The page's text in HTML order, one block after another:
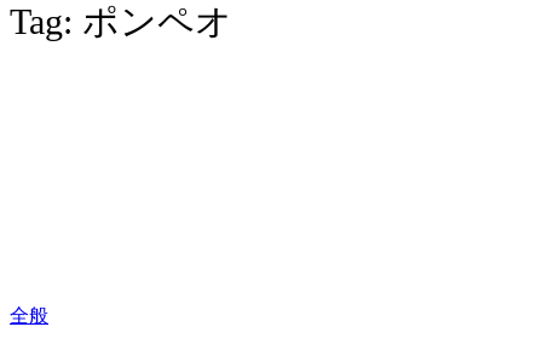
Tag: ポンペオ
全般